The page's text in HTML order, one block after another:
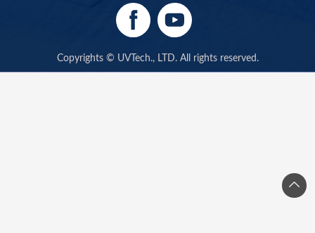
Copyrights © UVTech., LTD. All rights reserved.